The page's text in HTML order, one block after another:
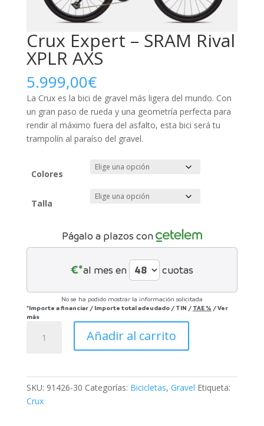
Crux Expert – SRAM Rival
XPLR AXS
5.999,00€
La Crux es la bici de gravel más ligera del mundo. Con
un gran paso de rueda y una geometría perfecta para
rendir al máximo fuera del asfalto, esta bici será tu
trampolín al paraíso del gravel.
Colores
Talla
Págalo a plazos con
€*al mes en cuotas
No se ha podido mostrar la información solicitada
*Importe a financiar / Importe total adeudado / TIN / TAE % /Ver
más
Expert
Añadir al carrito
SKU: 91426-30 Categorías: Bicicletas, Gravel Etiqueta:
Crux